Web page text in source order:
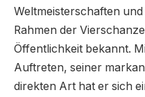
Weltmeisterschaften
Rahmen der
Öffentlichkeit bekannt.
Auftreten, seiner
direkten Art hat er sich